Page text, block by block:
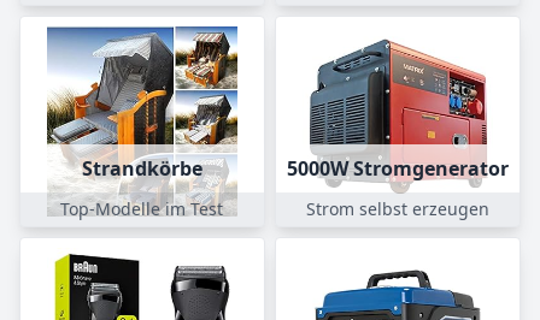
Strandkörbe
Top-Modelle im Test
5000W Stromgenerator
Strom selbst erzeugen